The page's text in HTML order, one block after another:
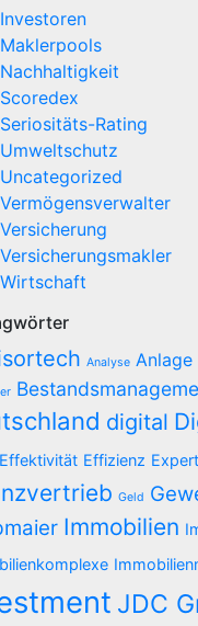
Investoren
Maklerpools
Nachhaltigkeit
Scoredex
Seriositäts-Rating
Umweltschutz
Uncategorized
Vermögensverwalter
Versicherung
Versicherungsmakler
Wirtschaft
Analyse Anlage
digital
Effektivität Effizienz
Geld
Immobilien
JDC